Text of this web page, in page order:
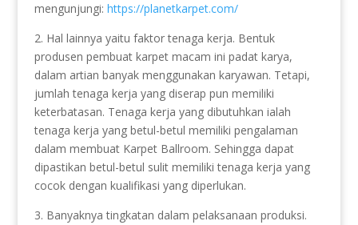
mengunjungi: https://planetkarpet.com/
2. Hal lainnya yaitu faktor tenaga kerja. Bentuk
produsen pembuat karpet macam ini padat karya,
dalam artian banyak menggunakan karyawan. Tetapi,
jumlah tenaga kerja yang diserap pun memiliki
keterbatasan. Tenaga kerja yang dibutuhkan ialah
tenaga kerja yang betul-betul memiliki pengalaman
dalam membuat Karpet Ballroom. Sehingga dapat
dipastikan betul-betul sulit memiliki tenaga kerja yang
cocok dengan kualifikasi yang diperlukan.
3. Banyaknya tingkatan dalam pelaksanaan produksi.